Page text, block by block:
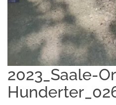
2023_Saale-